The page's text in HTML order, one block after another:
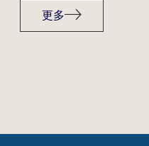
投資者
負責任投資
更多